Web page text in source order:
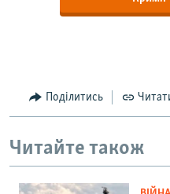
Поділитись
Читайте також